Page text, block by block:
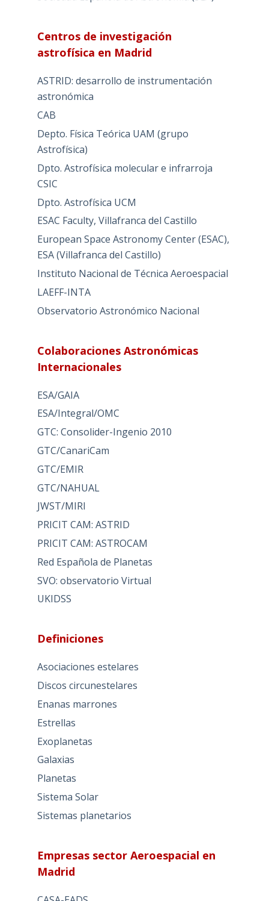
Centros de investigación
astrofísica en Madrid
ASTRID: desarrollo de instrumentación
astronómica
CAB
Depto. Física Teórica UAM (grupo
Astrofísica)
Dpto. Astrofísica molecular e infrarroja
CSIC
Dpto. Astrofísica UCM
ESAC Faculty, Villafranca del Castillo
European Space Astronomy Center (ESAC),
ESA (Villafranca del Castillo)
Instituto Nacional de Técnica Aeroespacial
LAEFF-INTA
Observatorio Astronómico Nacional
Colaboraciones Astronómicas
Internacionales
ESA/GAIA
ESA/Integral/OMC
GTC: Consolider-Ingenio 2010
GTC/CanariCam
GTC/EMIR
GTC/NAHUAL
JWST/MIRI
PRICIT CAM: ASTRID
PRICIT CAM: ASTROCAM
Red Española de Planetas
SVO: observatorio Virtual
UKIDSS
Definiciones
Asociaciones estelares
Discos circunestelares
Enanas marrones
Estrellas
Exoplanetas
Galaxias
Planetas
Sistema Solar
Sistemas planetarios
Empresas sector Aeroespacial en
Madrid